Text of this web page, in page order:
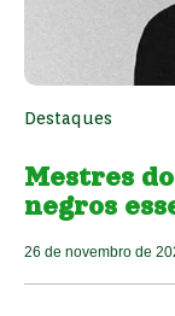
Destaques
Mestres
negros
26 de novembro de